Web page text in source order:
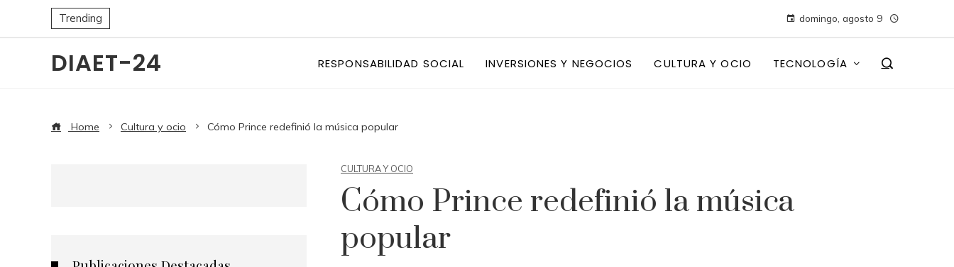
Trending domingo, agosto 9
DIAET-24 RESPONSABILIDAD SOCIAL INVERSIONES Y NEGOCIOS CULTURA Y OCIO TECNOLOGÍA
Home Cultura y ocio Cómo Prince redefinió la música popular
CULTURA Y OCIO
Cómo Prince redefinió la música
popular